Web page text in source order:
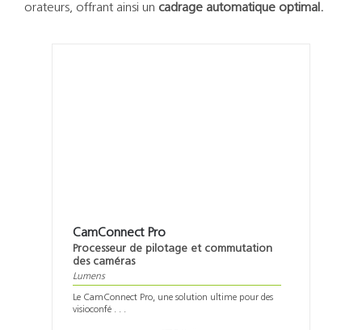
orateurs, offrant ainsi un cadrage automatique optimal.
CamConnect Pro
Processeur de pilotage et commutation
des caméras
Lumens
Le CamConnect Pro, une solution ultime pour des
visioconfé . . .